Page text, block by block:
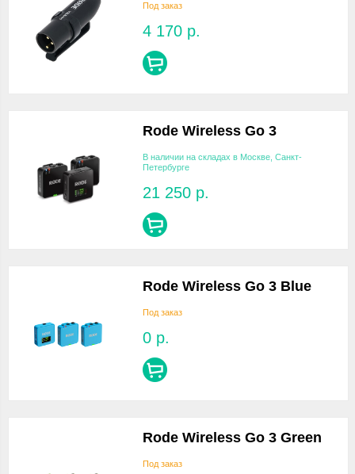
Под заказ
4 170 р.
Rode Wireless Go 3
В наличии на складах в Москве, Санкт-
Петербурге
21 250 р.
Rode Wireless Go 3 Blue
Под заказ
0 р.
Rode Wireless Go 3 Green
Под заказ